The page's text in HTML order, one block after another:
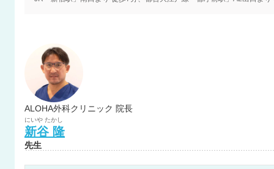
ALOHA外科クリニック 院長
にいや たかし
新谷 隆
先生